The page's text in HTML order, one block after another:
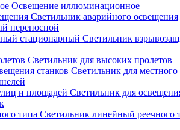
Освещение иллюминационное
Светильник аварийного освещения
переносной
Светильник
Светильник для высоких пролетов
Светильник для
Светильник для
Светильник линейный реечного